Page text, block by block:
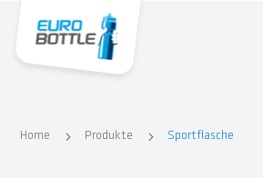
Home 5 Produkte 5 Sportflasche